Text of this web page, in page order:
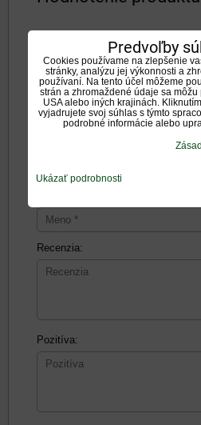
Zatiaľ bez
Pridať
Pridať recenziu
Recenzia:
Pozitíva:
Predvoľby
Cookies používame na zlepšenie
stránky, analýzu jej výkonnosti a
používaní. Na tento účel môžeme
strán a zhromaždené údaje sa
USA alebo iných krajinách.
vyjadrujete svoj súhlas s týmto
podrobné informácie alebo
Ukázať podrobnosti